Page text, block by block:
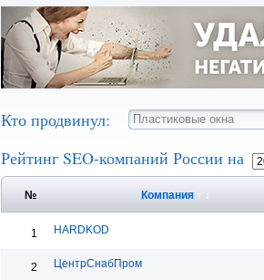
Кто продвинул:
Рейтинг SEO-компаний России на
№ Компания
1 HARDKOD
2 ЦентрСнабПром